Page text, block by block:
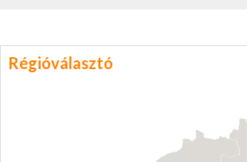
Régióválasztó